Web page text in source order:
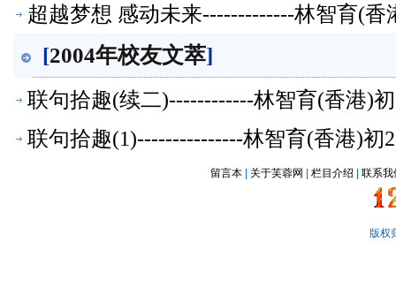
超越梦想 感动未来-------------林智育(香
[2004年校友文萃]
联句拾趣(续二)------------林智育(香港)
联句拾趣(1)---------------林智育(香港)初
留言本| 关于芙蓉网 栏目介绍 联系我
版权